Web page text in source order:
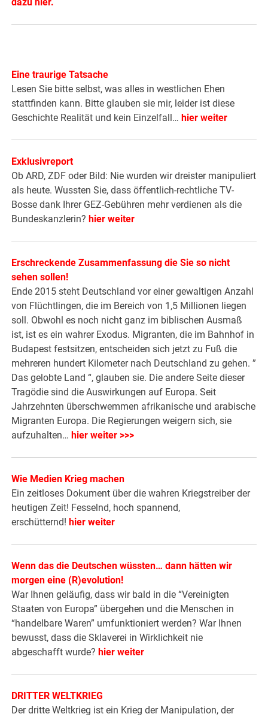
Eine traurige Tatsache
Lesen Sie bitte selbst, was alles in westlichen Ehen
stattfinden kann. Bitte glauben sie mir, leider ist diese
Geschichte Realität und kein Einzelfall… hier weiter
Exklusivreport
Ob ARD, ZDF oder Bild: Nie wurden wir dreister manipuliert
als heute. Wussten Sie, dass öffentlich-rechtliche TV-
Bosse dank Ihrer GEZ-Gebühren mehr verdienen als die
Bundeskanzlerin? hier weiter
Erschreckende Zusammenfassung die Sie so nicht
sehen sollen!
Ende 2015 steht Deutschland vor einer gewaltigen Anzahl
von Flüchtlingen, die im Bereich von 1,5 Millionen liegen
soll. Obwohl es noch nicht ganz im biblischen Ausmaß
ist, ist es ein wahrer Exodus. Migranten, die im Bahnhof in
Budapest festsitzen, entscheiden sich jetzt zu Fuß die
mehreren hundert Kilometer nach Deutschland zu gehen. ”
Das gelobte Land “, glauben sie. Die andere Seite dieser
Tragödie sind die Auswirkungen auf Europa. Seit
Jahrzehnten überschwemmen afrikanische und arabische
Migranten Europa. Die Regierungen weigern sich, sie
aufzuhalten… hier weiter >>>
Wie Medien Krieg machen
Ein zeitloses Dokument über die wahren Kriegstreiber der
heutigen Zeit! Fesselnd, hoch spannend,
erschütternd! hier weiter
Wenn das die Deutschen wüssten… dann hätten wir
morgen eine (R)evolution!
War Ihnen geläufig, dass wir bald in die “Vereinigten
Staaten von Europa” übergehen und die Menschen in
“handelbare Waren” umfunktioniert werden? War Ihnen
bewusst, dass die Sklaverei in Wirklichkeit nie
abgeschafft wurde? hier weiter
DRITTER WELTKRIEG
Der dritte Weltkrieg ist ein Krieg der Manipulation, der